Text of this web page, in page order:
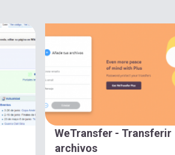
WeTransfer - Transferir
archivos